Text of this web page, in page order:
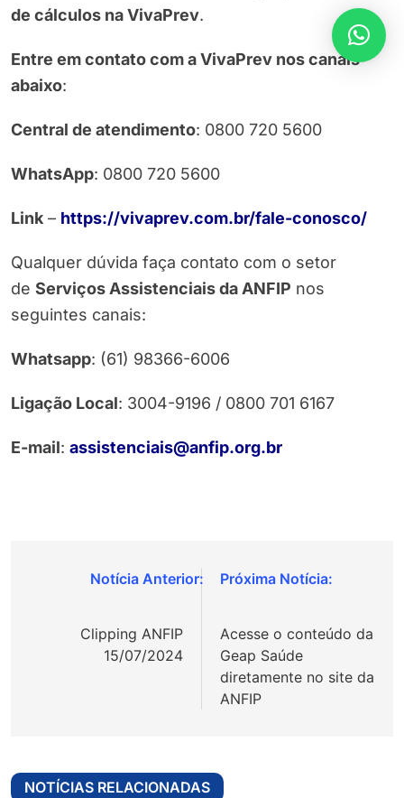
de cálculos na VivaPrev.
Entre em contato com a VivaPrev nos canais
abaixo:
Central de atendimento: 0800 720 5600
WhatsApp: 0800 720 5600
Link – https://vivaprev.com.br/fale-conosco/
Qualquer dúvida faça contato com o setor
de Serviços Assistenciais da ANFIP nos
seguintes canais:
Whatsapp: (61) 98366-6006
Ligação Local: 3004-9196 / 0800 701 6167
E-mail: assistenciais@anfip.org.br
Navegação
Clipping ANFIP
15/07/2024
Acesse o conteúdo da
Geap Saúde
diretamente no site da
ANFIP
NOTÍCIAS RELACIONADAS